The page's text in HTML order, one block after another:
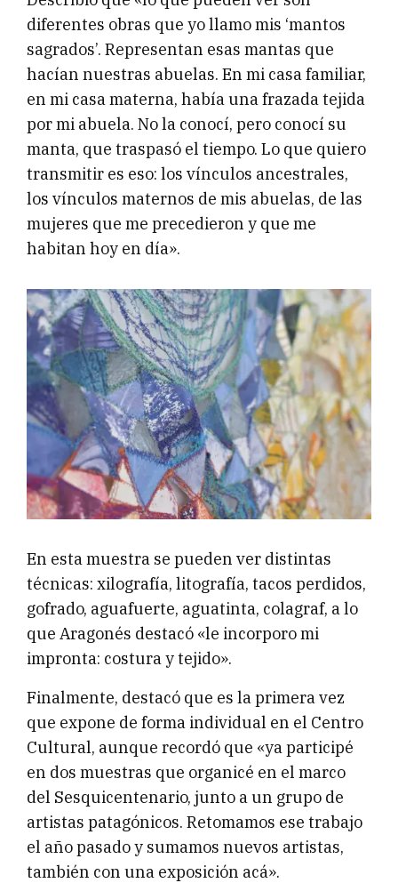
diferentes obras que yo llamo mis ‘mantos
sagrados’. Representan esas mantas que
hacían nuestras abuelas. En mi casa familiar,
en mi casa materna, había una frazada tejida
por mi abuela. No la conocí, pero conocí su
manta, que traspasó el tiempo. Lo que quiero
transmitir es eso: los vínculos ancestrales,
los vínculos maternos de mis abuelas, de las
mujeres que me precedieron y que me
habitan hoy en día».
En esta muestra se pueden ver distintas
técnicas: xilografía, litografía, tacos perdidos,
gofrado, aguafuerte, aguatinta, colagraf, a lo
que Aragonés destacó «le incorporo mi
impronta: costura y tejido».
Finalmente, destacó que es la primera vez
que expone de forma individual en el Centro
Cultural, aunque recordó que «ya participé
en dos muestras que organicé en el marco
del Sesquicentenario, junto a un grupo de
artistas patagónicos. Retomamos ese trabajo
el año pasado y sumamos nuevos artistas,
también con una exposición acá».